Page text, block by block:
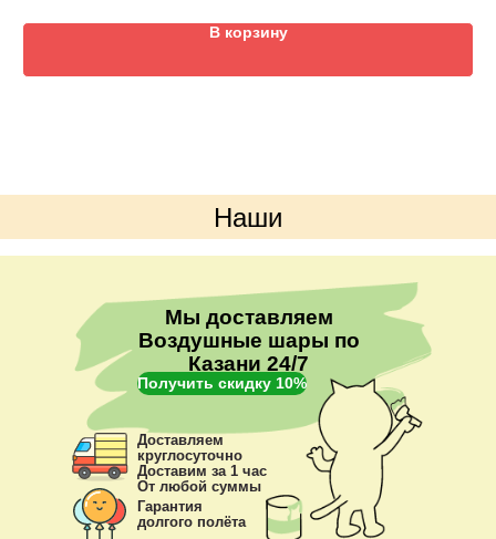
В корзину
Наши
преимущества
Мы доставляем
Воздушные шары по
Казани 24/7
Получить скидку 10%
Доставляем
круглосуточно
Доставим за 1 час
От любой суммы
Гарантия
долгого полёта